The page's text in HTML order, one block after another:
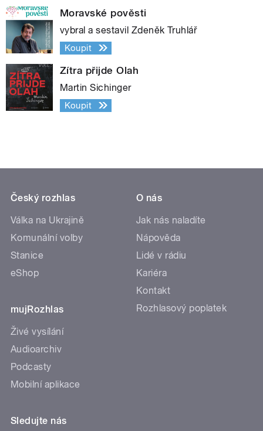
Moravské pověsti
vybral a sestavil Zdeněk Truhlář
Koupit
Zítra přijde Olah
Martin Sichinger
Koupit
Český rozhlas
Válka na Ukrajině
Komunální volby
Stanice
eShop
mujRozhlas
Živé vysílání
Audioarchiv
Podcasty
Mobilní aplikace
O nás
Jak nás naladíte
Nápověda
Lidé v rádiu
Kariéra
Kontakt
Rozhlasový poplatek
Sledujte nás